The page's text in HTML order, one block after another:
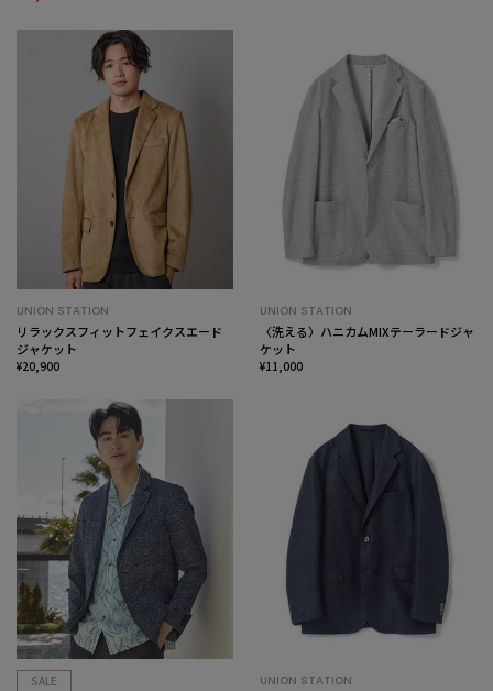
UNION STATION
リラックスフィットフェイクスエード
ジャケット
¥20,900
UNION STATION
〈洗える〉ハニカムMIXテーラードジャ
ケット
¥11,000
SALE
UNION STATION